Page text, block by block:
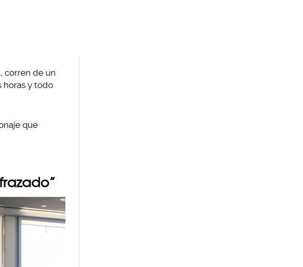
corren de un
horas y todo
que